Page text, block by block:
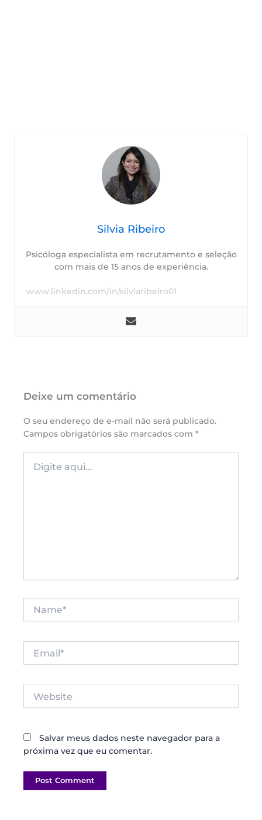
Silvia Ribeiro
Psicóloga especialista em recrutamento e seleção
com mais de 15 anos de experiência.
www.linkedin.com/in/silviaribeiro01
Deixe um comentário
O seu endereço de e-mail não será publicado.
Campos obrigatórios são marcados com*
aqui...
Salvar meus dados neste navegador para a
próxima vez que eu comentar.